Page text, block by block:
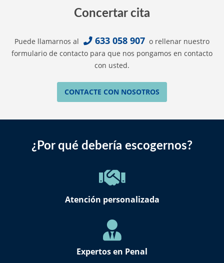
Concertar cita
Puede llamarnos al 633 058 907 o rellenar nuestro
formulario de contacto para que nos pongamos en contacto
con usted.
CONTACTE CON NOSOTROS
¿Por qué debería escogernos?
Atención personalizada
Expertos en Penal